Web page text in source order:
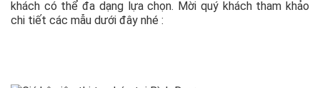
khách có thể đa dạng lựa chọn. Mời quý khách tham khảo
chi tiết các mẫu dưới đây nhé :